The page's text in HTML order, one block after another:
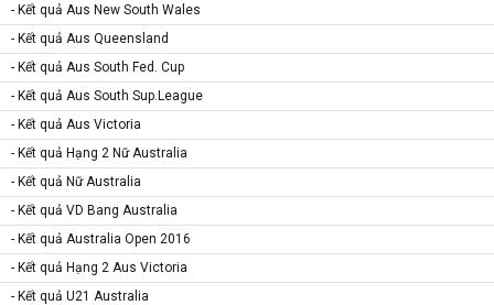
- Kết quả Aus New South Wales
- Kết quả Aus Queensland
- Kết quả Aus South Fed. Cup
- Kết quả Aus South Sup.League
- Kết quả Aus Victoria
- Kết quả Hạng 2 Nữ Australia
- Kết quả Nữ Australia
- Kết quả VD Bang Australia
- Kết quả Australia Open 2016
- Kết quả Hạng 2 Aus Victoria
- Kết quả U21 Australia